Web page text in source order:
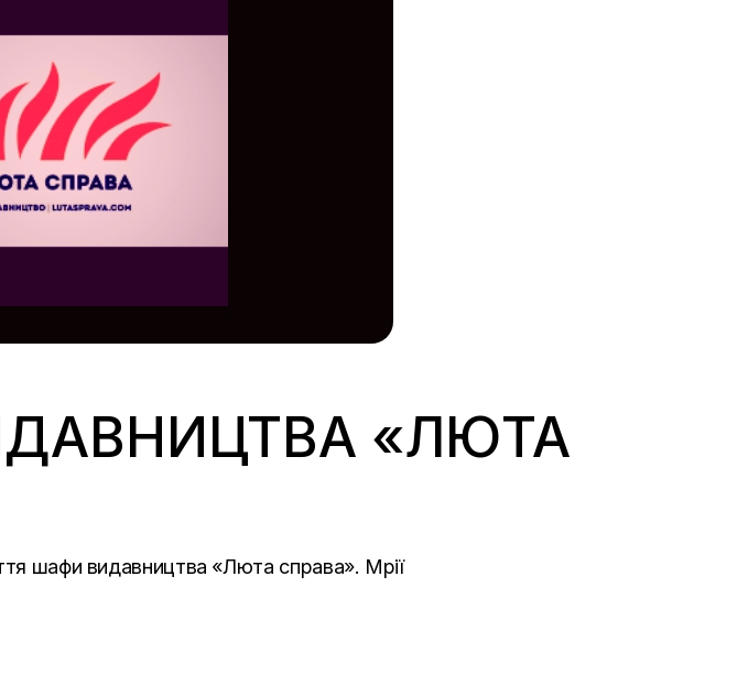
«ЛЮТА
шафи видавництва «Люта справа». Мрії